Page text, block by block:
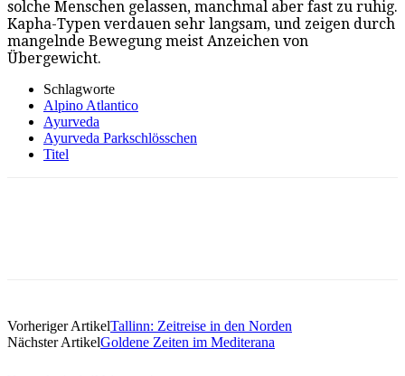
solche Menschen gelassen, manchmal aber fast zu ruhig.
Kapha-Typen verdauen sehr langsam, und zeigen durch
mangelnde Bewegung meist Anzeichen von
Übergewicht.
Schlagworte
Alpino Atlantico
Ayurveda
Ayurveda Parkschlösschen
Titel
Vorheriger ArtikelTallinn: Zeitreise in den Norden
Nächster ArtikelGoldene Zeiten im Mediterana